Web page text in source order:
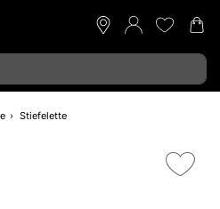
Stiefelette